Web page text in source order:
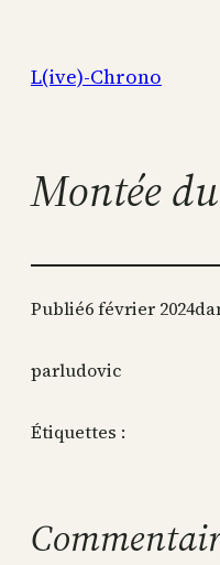
contenu
L(ive)-Chrono
Montée
Publié6 février 2024
parludovic
Étiquettes :